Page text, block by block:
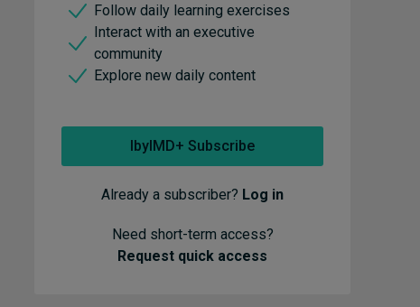
Follow daily learning exercises
Interact with an executive
community
Explore new daily content
IbyIMD+ Subscribe
Already a subscriber? Log in
Need short-term access?
Request quick access